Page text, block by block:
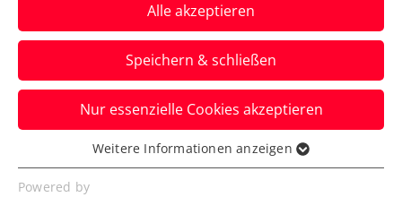
Sinner gegen Zverev:
Traumfinale bei den Erste
Bank Open
Der Italiener und der Deutsche greifen
jeweils nach ihrem zweiten Titel beim
Alle akzeptieren
Speichern & schließen
Nur essenzielle Cookies akzeptieren
Essenziell
Essenzielle Cookies werden für grundlegende
Weitere Informationen anzeigen
Powered by